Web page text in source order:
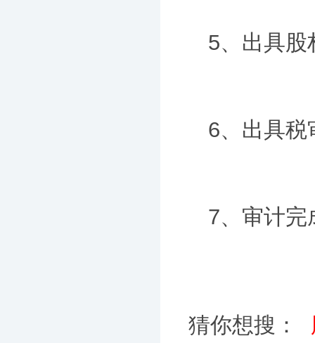
5、出具股
6、出具税
7、审计完
猜你想搜：